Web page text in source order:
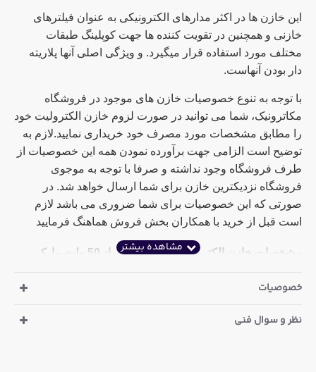
این خازن ها در اکثر مدارهای الکترونیکی به عنوان فیلترهای
خازنی و همچنین در تقویت کننده ها جهت کوپلینگ طبقات
مختلف مورد استفاده قرار میگیرد. و ویژگی اصلی آنها پلاریته
دار بودن آنهاست.
با توجه به تنوع خصوصیات خازن های موجود در فروشگاه
مکاترونیک، شما می توانید در صورت لزوم خازن الکترولیت خود
را مطابق مشخصات مورد مصرف خود خریداری نمایید.لازم به
توضیح است الزامی جهت برآورده نمودن همه این خصوصیات از
طرف فروشگاه وجود نداشته و صرفا با توجه به موجوی
فروشگاه نزدیکترین خازن برای شما ارسال خواهد شد. در
صورتی که این خصوصیات برای شما ضروری می باشد لازم
است قبل از خرید با همکاران بخش فروش هماهنگ فرمایید
مشخصات خازن الکترولیت 0.1 میکرو فاراد 50 ولت مارک
قطر : 5.2 میلی متر
خصوصیات
نظر و سوال فنی